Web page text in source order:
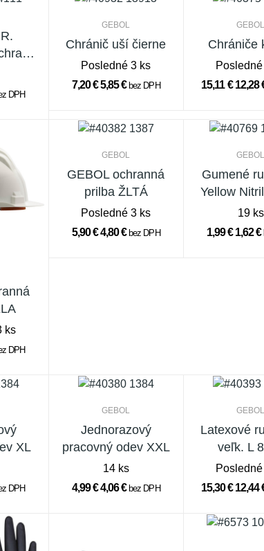
DPH
GEBOL
Chránič uší čierne
Posledné 3 ks
7,20 €5,85 €bez DPH
GEBOL
Chrániče
15,11 €12,28
ks
DPH
GEBOL
GEBOL ochranná
prilba ŽLTÁ
Posledné 3 ks
5,90 €4,80 €bez DPH
GEBOL
Gumené
Yellow
19 ks
1,99 €1,62 €
XL
DPH
GEBOL
Jednorazový
pracovný odev XXL
14 ks
4,99 €4,06 €bez DPH
GEBOL
Latexové
veľk. L
15,30 €12,44